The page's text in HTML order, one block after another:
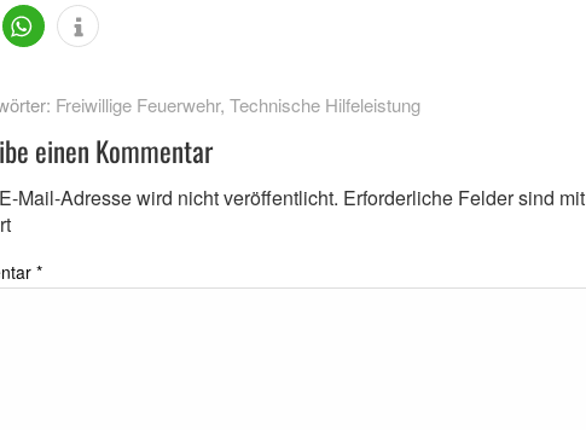
Freiwillige Feuerwehr, Technische Hilfeleistung
einen Kommentar
Mail-Adresse wird nicht veröffentlicht. Erforderliche Felder sind mit
*